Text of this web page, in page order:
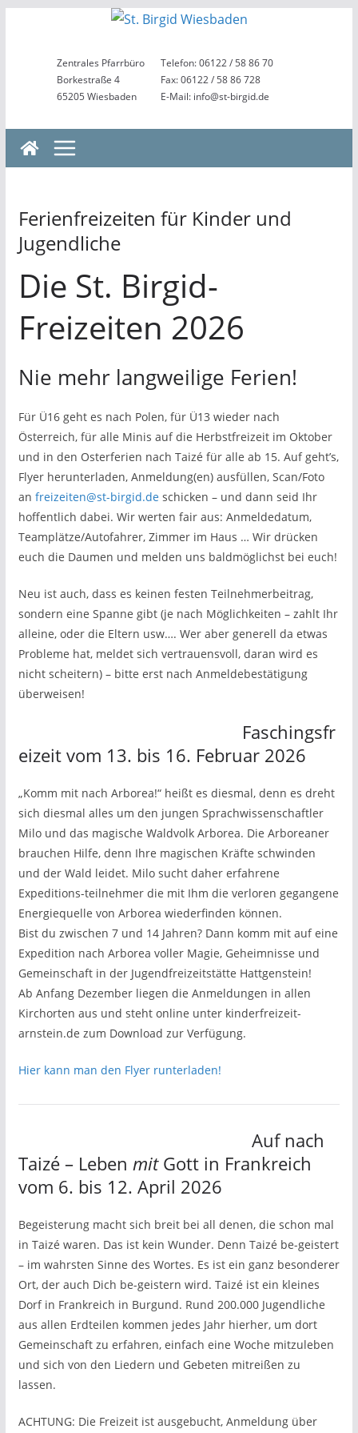
springenZentrales Pfarrbüro
Borkestraße 4
65205 Wiesbaden
Telefon: 06122 / 58 86 70
Fax: 06122 / 58 86 728
E-Mail: info@st-birgid.de
Ferienfreizeiten für Kinder und
Jugendliche
Die St. Birgid-
Freizeiten 2026
Nie mehr langweilige Ferien!
Für Ü16 geht es nach Polen, für Ü13 wieder nach
Österreich, für alle Minis auf die Herbstfreizeit im Oktober
und in den Osterferien nach Taizé für alle ab 15. Auf geht’s,
Flyer herunterladen, Anmeldung(en) ausfüllen, Scan/Foto
an freizeiten@st-birgid.deschicken – und dann seid Ihr
hoffentlich dabei. Wir werten fair aus: Anmeldedatum,
Teamplätze/Autofahrer, Zimmer im Haus … Wir drücken
euch die Daumen und melden uns baldmöglichst bei euch!
Neu ist auch, dass es keinen festen Teilnehmerbeitrag,
sondern eine Spanne gibt (je nach Möglichkeiten – zahlt Ihr
alleine, oder die Eltern usw…. Wer aber generell da etwas
Probleme hat, meldet sich vertrauensvoll, daran wird es
nicht scheitern) – bitte erst nach Anmeldebestätigung
überweisen!
Faschingsfr
eizeit vom 13. bis 16. Februar 2026
„Komm mit nach Arborea!“ heißt es diesmal, denn es dreht
sich diesmal alles um den jungen Sprachwissenschaftler
Milo und das magische Waldvolk Arborea. Die Arboreaner
brauchen Hilfe, denn Ihre magischen Kräfte schwinden
und der Wald leidet. Milo sucht daher erfahrene
Expeditions-teilnehmer die mit Ihm die verloren gegangene
Energiequelle von Arborea wiederfinden können.
Bist du zwischen 7 und 14 Jahren? Dann komm mit auf eine
Expedition nach Arborea voller Magie, Geheimnisse und
Gemeinschaft in der Jugendfreizeitstätte Hattgenstein!
Ab Anfang Dezember liegen die Anmeldungen in allen
Kirchorten aus und steht online unter kinderfreizeit-
arnstein.de zum Download zur Verfügung.
Hier kann man den Flyer runterladen!
Auf nach
Taizé – Leben mitGott in Frankreich
vom 6. bis 12. April 2026
Begeisterung macht sich breit bei all denen, die schon mal
in Taizé waren. Das ist kein Wunder. Denn Taizé be-geistert
– im wahrsten Sinne des Wortes. Es ist ein ganz besonderer
Ort, der auch Dich be-geistern wird. Taizé ist ein kleines
Dorf in Frankreich in Burgund. Rund 200.000 Jugendliche
aus allen Erdteilen kommen jedes Jahr hierher, um dort
Gemeinschaft zu erfahren, einfach eine Woche mitzuleben
und sich von den Liedern und Gebeten mitreißen zu
lassen.
ACHTUNG: Die Freizeit ist ausgebucht, Anmeldung über